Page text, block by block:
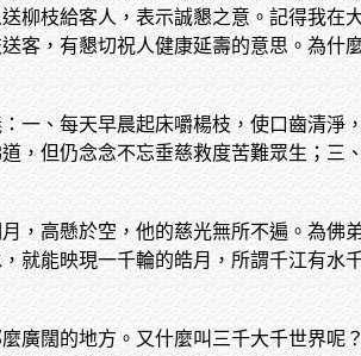
柳枝給客人，表示誠懇之意。記得我在
客，有懇切祝人健康延壽的意思。為什
一、每天早晨起床嚼楊枝，使口齒清淨
，但仍念念不忘垂慈救度苦難眾生；
高懸於空，他的慈光無所不遍。為佛
就能映現一千輪的皓月，所謂千江有水
廣闊的地方。又什麼叫三千大千世界呢